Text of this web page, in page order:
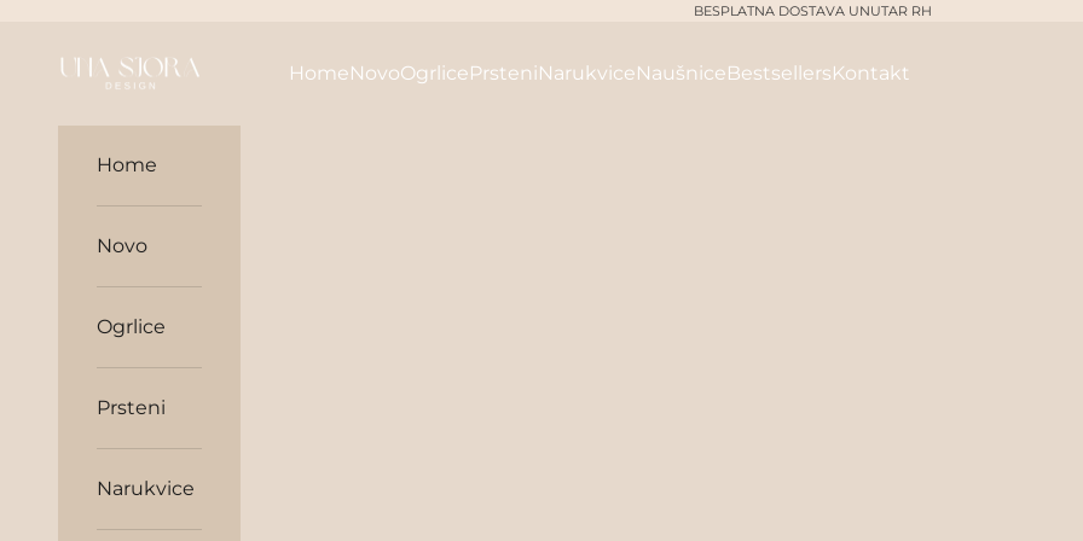
BESPLATNA DOSTAVA UNUTAR RH
unasjora HomeNovoOgrlicePrsteniNarukviceNaušniceBestsellersKontakt
Home
Novo
Ogrlice
Prsteni
Narukvice